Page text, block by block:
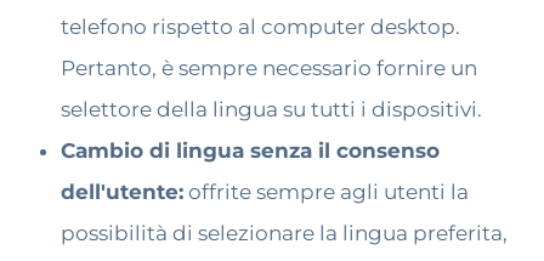
telefono rispetto al computer desktop.
Pertanto, è sempre necessario fornire un
selettore della lingua su tutti i dispositivi.
Cambio di lingua senza il consenso
dell'utente: offrite sempre agli utenti la
possibilità di selezionare la lingua preferita,